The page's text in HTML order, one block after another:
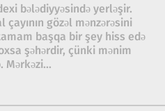
bələdiyyəsində yerləşir.
gözəl mənzərəsini
başqa bir şey hiss edə
şəhərdir, çünki mənim
Mərkəzi...